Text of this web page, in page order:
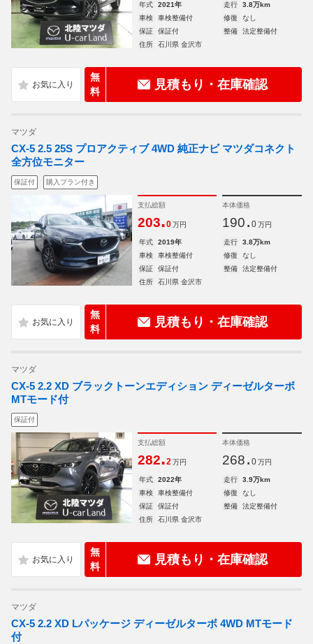
年式 2021年 走行
3.8万km
車検
車検整備付 修復
なし
保証
保証付 整備
法定整備付
住所
石川県 金沢市
無
料
見積もり・在庫確認
マツダ
CX-5 2.5 25S プロアクティブ 4WD 純正ナビ マツダコネクト
全方位モニター
保証付 購入プラン付き
支払総額
203.0 万円
本体価格
190. 0 万円
年式 2019年 走行
3.8万km
車検
車検整備付 修復
なし
保証
保証付 整備
法定整備付
住所
石川県 金沢市
無
料
見積もり・在庫確認
マツダ
CX-5 2.2 XD ブラックトーンエディション ディーゼルターボ
MTモード付
保証付
支払総額
282.2 万円
本体価格
268. 0 万円
年式 2022年 走行
3.9万km
車検
車検整備付 修復
なし
保証
保証付 整備
法定整備付
住所
石川県 金沢市
無
料
見積もり・在庫確認
マツダ
CX-5 2.2 XD Lパッケージ ディーゼルターボ 4WD MTモード
付